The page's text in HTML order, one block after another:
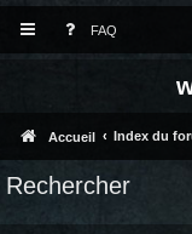
FAQ
Accueil Index du
Rechercher